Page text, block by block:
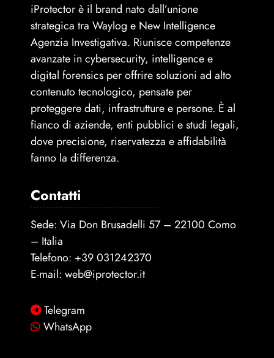
iProtector è il brand nato dall’unione
strategica tra Waylog e New Intelligence
Agenzia Investigativa. Riunisce competenze
avanzate in cybersecurity, intelligence e
digital forensics per offrire soluzioni ad alto
contenuto tecnologico, pensate per
proteggere dati, infrastrutture e persone. È al
fianco di aziende, enti pubblici e studi legali,
dove precisione, riservatezza e affidabilità
fanno la differenza.
Contatti
Sede: Via Don Brusadelli 57 – 22100 Como
– Italia
Telefono: +39 031242370
E-mail: web@iprotector.it
Telegram
WhatsApp